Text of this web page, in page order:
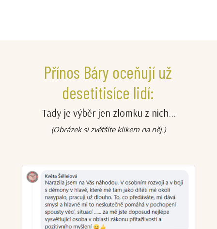
Přínos Báry oceňují už
desetitisíce lidí:
Tady je výběr jen zlomku z nich...
(Obrázek si zvětšíte klikem na něj.)